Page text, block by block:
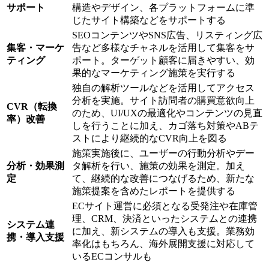
サポート
構造やデザイン、各プラットフォームに準
じたサイト構築などをサポートする
集客・マーケ
ティング
SEOコンテンツやSNS広告、リスティング広
告など多様なチャネルを活用して集客をサ
ポート。ターゲット顧客に届きやすい、効
果的なマーケティング施策を実行する
CVR（転換
率）改善
独自の解析ツールなどを活用してアクセス
分析を実施。サイト訪問者の購買意欲向上
のため、UI/UXの最適化やコンテンツの見直
しを行うことに加え、カゴ落ち対策やABテ
ストにより継続的なCVR向上を図る
分析・効果測
定
施策実施後に、ユーザーの行動分析やデー
タ解析を行い、施策の効果を測定。加え
て、継続的な改善につなげるため、新たな
施策提案を含めたレポートを提供する
システム連
携・導入支援
ECサイト運営に必須となる受発注や在庫管
理、CRM、決済といったシステムとの連携
に加え、新システムの導入も支援。業務効
率化はもちろん、海外展開支援に対応して
いるECコンサルも